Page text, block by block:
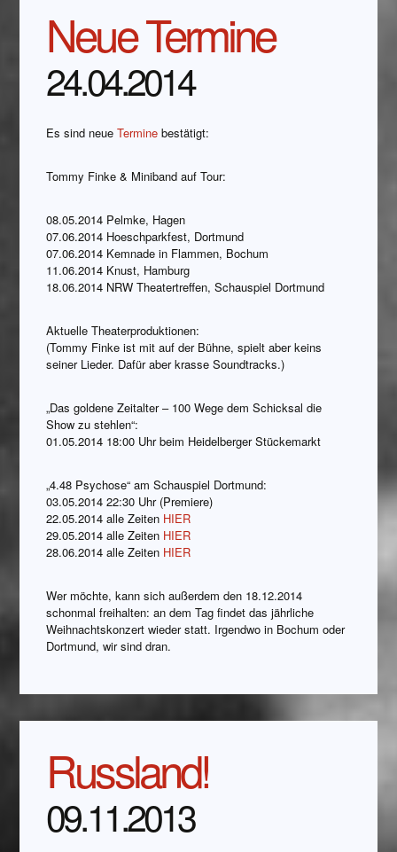
Neue Termine
24.04.2014
Es sind neueTermine bestätigt:
Tommy Finke & Miniband auf Tour:
08.05.2014 Pelmke, Hagen
07.06.2014 Hoeschparkfest, Dortmund
07.06.2014 Kemnade in Flammen, Bochum
11.06.2014 Knust, Hamburg
18.06.2014 NRW Theatertreffen, Schauspiel Dortmund
Aktuelle Theaterproduktionen:
(Tommy Finke ist mit auf der Bühne, spielt aber keins
seiner Lieder. Dafür aber krasse Soundtracks.)
„Das goldene Zeitalter – 100 Wege dem Schicksal die
Show zu stehlen“:
01.05.2014 18:00 Uhr beim Heidelberger Stückemarkt
„4.48 Psychose“ am Schauspiel Dortmund:
03.05.2014 22:30 Uhr (Premiere)
22.05.2014 alle Zeiten HIER
29.05.2014 alle Zeiten HIER
28.06.2014 alle Zeiten HIER
Wer möchte, kann sich außerdem den 18.12.2014
schonmal freihalten: an dem Tag findet das jährliche
Weihnachtskonzert wieder statt. Irgendwo in Bochum oder
Dortmund, wir sind dran.
Russland!
09.11.2013